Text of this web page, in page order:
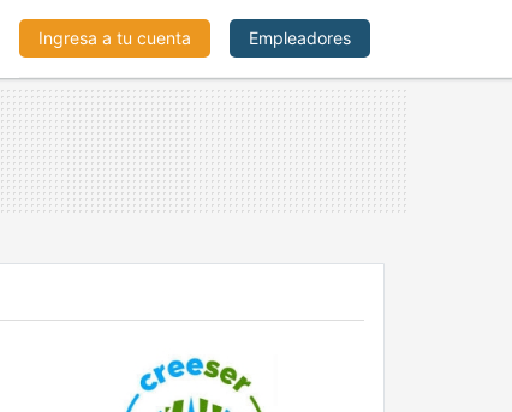
Ingresa a tu cuenta Empleadores